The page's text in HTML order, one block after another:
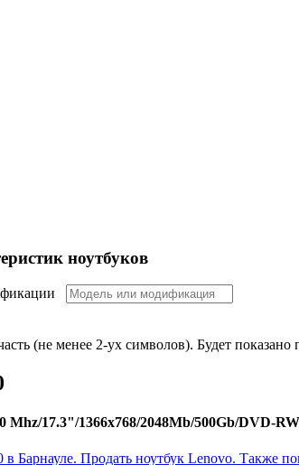
ноутбуков
(не менее 2-ух символов). Будет показано
Mhz/17.3"/1366x768/2048Mb/500Gb/DVD-